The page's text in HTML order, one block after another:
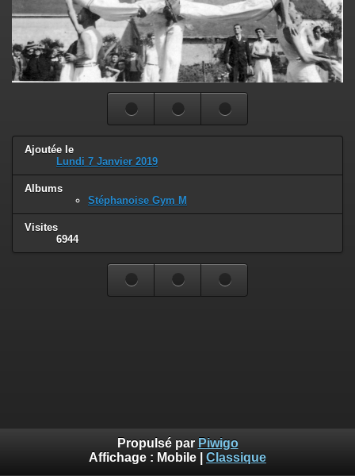
Ajoutée le
Lundi 7 Janvier 2019
Albums
Stéphanoise Gym M
Visites
6944
Propulsé par Piwigo
Affichage : Mobile Classique